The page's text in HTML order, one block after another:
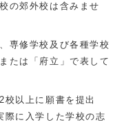
の郊外校は含みませ
専修学校及び各種学校
たは「府立」で表して
校以上に願書を提出
際に入学した学校の志